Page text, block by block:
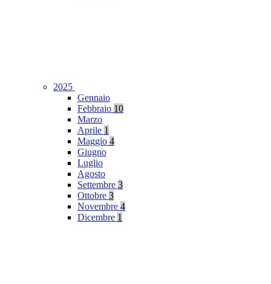
2025
Gennaio
Febbraio 10
Marzo
Aprile 1
Maggio 4
Giugno
Luglio
Agosto
Settembre 3
Ottobre 3
Novembre 4
Dicembre 1